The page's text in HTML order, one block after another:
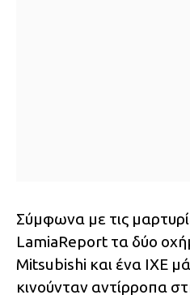
Σύμφωνα με τις
LamiaReport τα δύο
Mitsubishi και ένα ΙΧΕ
κινούνταν αντίρροπα